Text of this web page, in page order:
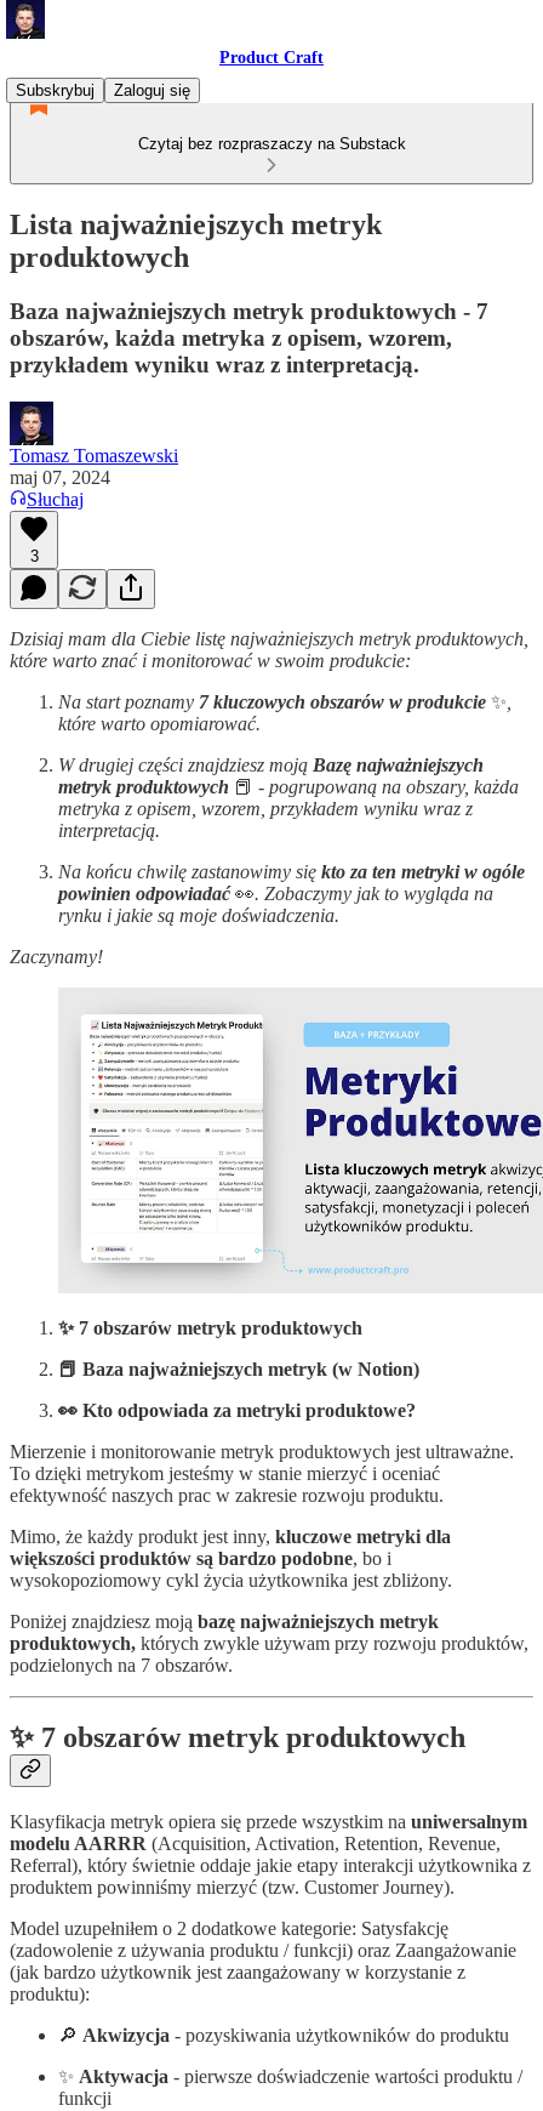
Product Craft
Subskrybuj
Zaloguj się
Czytaj bez rozpraszaczy na Substack
Lista najważniejszych metryk
produktowych
Baza najważniejszych metryk produktowych - 7
obszarów, każda metryka z opisem, wzorem,
przykładem wyniku wraz z interpretacją.
Tomasz Tomaszewski
maj 07, 2024
Słuchaj
3
Dzisiaj mam dla Ciebie listę najważniejszych metryk produktowych,
które warto znać i monitorować w swoim produkcie:
Na start poznamy 7 kluczowych obszarów w produkcie ✨
które warto opomiarować.
W drugiej części znajdziesz moją Bazę najważniejszych
metryk produktowych 📕 - pogrupowaną na obszary, każda
metryka z opisem, wzorem, przykładem wyniku wraz z
interpretacją.
Na końcu chwilę zastanowimy się kto za ten metryki w ogóle
powinien odpowiadać👀. Zobaczymy jak to wygląda na
rynku i jakie są moje doświadczenia.
Zaczynamy!
✨ 7 obszarów metryk produktowych
📕 Baza najważniejszych metryk (w Notion)
👀 Kto odpowiada za metryki produktowe?
Mierzenie i monitorowanie metryk produktowych jest ultraważne.
To dzięki metrykom jesteśmy w stanie mierzyć i oceniać
efektywność naszych prac w zakresie rozwoju produktu.
Mimo, że każdy produkt jest inny, kluczowe metryki dla
większości produktów są bardzo podobne, bo i
wysokopoziomowy cykl życia użytkownika jest zbliżony.
Poniżej znajdziesz moją bazę najważniejszych metryk
produktowych, których zwykle używam przy rozwoju produktów,
podzielonych na 7 obszarów.
✨ 7 obszarów metryk produktowych
Klasyfikacja metryk opiera się przede wszystkim na uniwersalnym
modelu AARRR (Acquisition, Activation, Retention, Revenue,
Referral), który świetnie oddaje jakie etapy interakcji użytkownika z
produktem powinniśmy mierzyć (tzw. Customer Journey).
Model uzupełniłem o 2 dodatkowe kategorie: Satysfakcję
(zadowolenie z używania produktu / funkcji) oraz Zaangażowanie
(jak bardzo użytkownik jest zaangażowany w korzystanie z
produktu):
🔎 Akwizycja - pozyskiwania użytkowników do produktu
✨ Aktywacja - pierwsze doświadczenie wartości produktu /
funkcji